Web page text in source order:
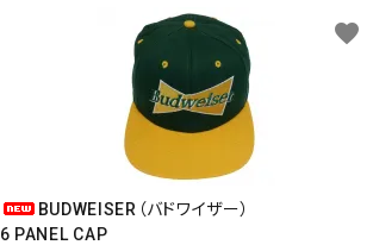
BUDWEISER（バドワイザー）
6 PANEL CAP
favorite